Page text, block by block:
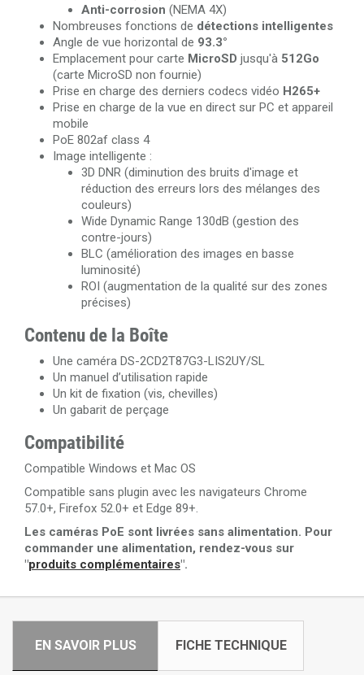
Anti-corrosion (NEMA 4X)
Nombreuses fonctions de détections intelligentes
Angle de vue horizontal de 93.3°
Emplacement pour carte MicroSD jusqu'à 512Go
(carte MicroSD non fournie)
Prise en charge des derniers codecs vidéo H265+
Prise en charge de la vue en direct sur PC et appareil
mobile
PoE 802af class 4
Image intelligente :
3D DNR (diminution des bruits d'image et
réduction des erreurs lors des mélanges des
couleurs)
Wide Dynamic Range 130dB (gestion des
contre-jours)
BLC (amélioration des images en basse
luminosité)
ROI (augmentation de la qualité sur des zones
précises)
Contenu de la Boîte
Une caméra DS-2CD2T87G3-LIS2UY/SL
Un manuel d’utilisation rapide
Un kit de fixation (vis, chevilles)
Un gabarit de perçage
Compatibilité
Compatible Windows et Mac OS
Compatible sans plugin avec les navigateurs Chrome
57.0+, Firefox 52.0+ et Edge 89+.
Les caméras PoE sont livrées sans alimentation. Pour
commander une alimentation, rendez-vous sur
"produits complémentaires".
EN SAVOIR PLUS FICHE TECHNIQUE